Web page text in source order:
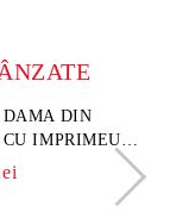
DAMA DIN
IMPRIMEU